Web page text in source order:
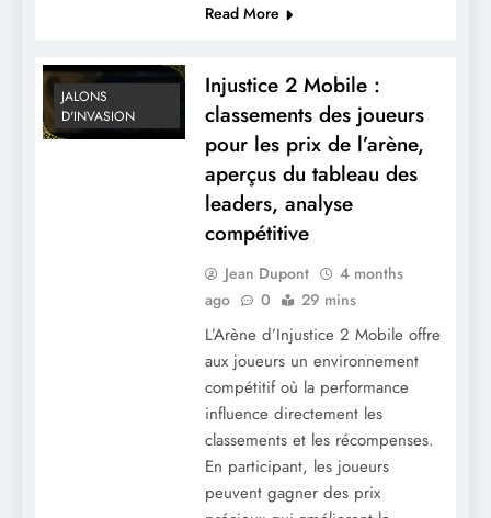
Injustice 2 Mobile : Récompenses des
jalons d’invasion, Débloquer des
personnages, Progression de
Read More
JALONS
D'INVASION
Injustice 2 Mobile :
classements des joueurs
pour les prix de l’arène,
aperçus du tableau des
leaders, analyse
compétitive
Jean Dupont
4 months
ago
0 29 mins
L’Arène d’Injustice 2 Mobile offre
aux joueurs un environnement
compétitif où la performance
influence directement les
classements et les récompenses.
En participant, les joueurs
peuvent gagner des prix